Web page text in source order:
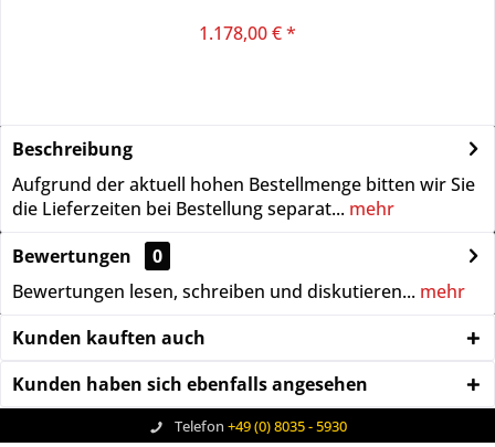
1.178,00 € *
Beschreibung
Aufgrund der aktuell hohen Bestellmenge bitten wir Sie
die Lieferzeiten bei Bestellung separat... mehr
Bewertungen
0
Bewertungen lesen, schreiben und diskutieren... mehr
Kunden kauften auch
Kunden haben sich ebenfalls angesehen
Telefon +49 (0) 8035 - 5930